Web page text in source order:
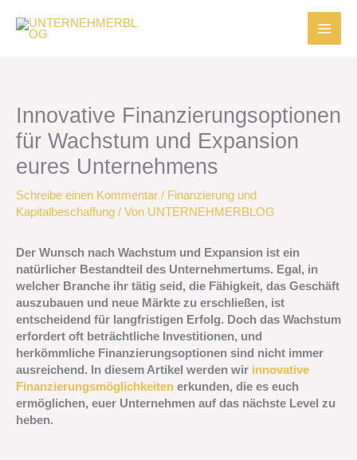
Inhalt
springen
Innovative Finanzierungsoptionen
für Wachstum und Expansion
eures Unternehmens
Schreibe einen Kommentar / Finanzierung und
Kapitalbeschaffung / Von UNTERNEHMERBLOG
Der Wunsch nach Wachstum und Expansion ist ein
natürlicher Bestandteil des Unternehmertums. Egal, in
welcher Branche ihr tätig seid, die Fähigkeit, das Geschäft
auszubauen und neue Märkte zu erschließen, ist
entscheidend für langfristigen Erfolg. Doch das Wachstum
erfordert oft beträchtliche Investitionen, und
herkömmliche Finanzierungsoptionen sind nicht immer
ausreichend. In diesem Artikel werden wir innovative
Finanzierungsmöglichkeiten erkunden, die es euch
ermöglichen, euer Unternehmen auf das nächste Level zu
heben.